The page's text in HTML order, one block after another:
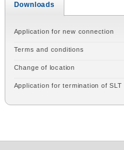
Downloads
Application for new connection
Terms and conditions
Change of location
Application for termination of